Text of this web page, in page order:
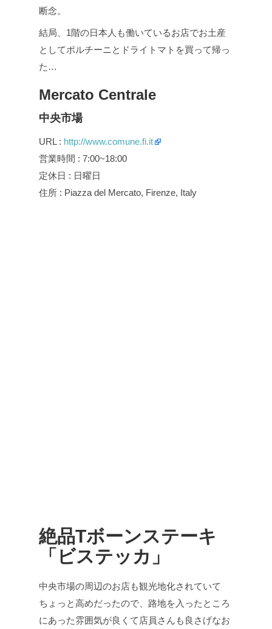
断念。
結局、1階の日本人も働いているお店でお土産
としてポルチーニとドライトマトを買って帰っ
た…
Mercato Centrale
中央市場
URL : http://www.comune.fi.it
営業時間 : 7:00~18:00
定休日 : 日曜日
住所 : Piazza del Mercato, Firenze, Italy
絶品Tボーンステーキ
「ビステッカ」
中央市場の周辺のお店も観光地化されていて
ちょっと高めだったので、路地を入ったところ
にあった雰囲気が良くて店員さんも良さげなお